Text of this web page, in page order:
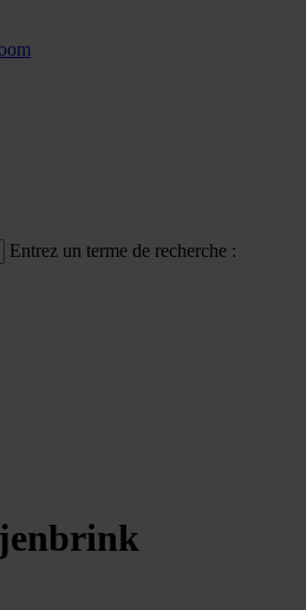
Entrez un terme de recherche :